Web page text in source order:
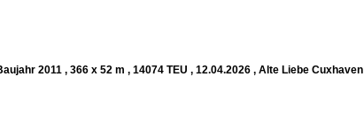
2011 , 366 x 52 m , 14074 TEU , 12.04.2026 , Alte Liebe Cuxhaven